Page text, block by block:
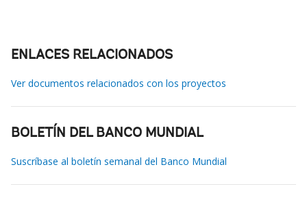
ENLACES RELACIONADOS
Ver documentos relacionados con los proyectos
BOLETÍN DEL BANCO MUNDIAL
Suscríbase al boletín semanal del Banco Mundial